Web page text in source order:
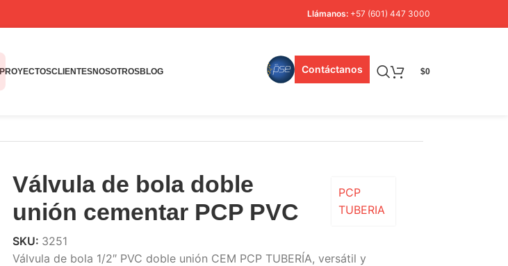
Llámanos: +57 (601) 447 3000
PROYECTOSCLIENTESNOSOTROSBLOG Contáctanos $0
Válvula de bola doble
unión cementar PCP PVC
PCP
TUBERIA
SKU: 3251
Válvula de bola 1/2″ PVC doble unión CEM PCP TUBERÍA, versátil y